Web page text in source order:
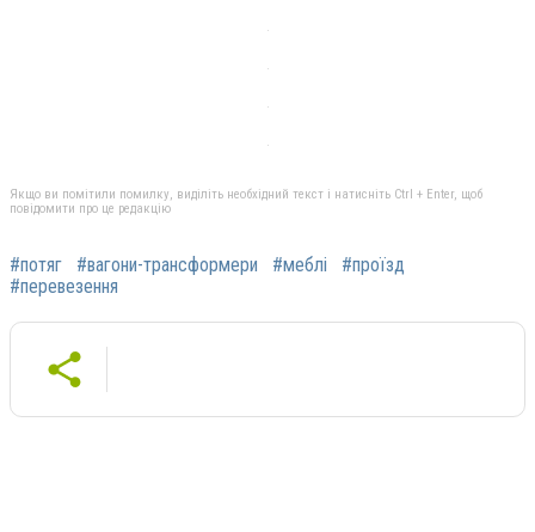
Якщо ви помітили помилку, виділіть необхідний текст і натисніть Ctrl + Enter, щоб
повідомити про це редакцію
#потяг #вагони-трансформери #меблі
#проїзд
#перевезення